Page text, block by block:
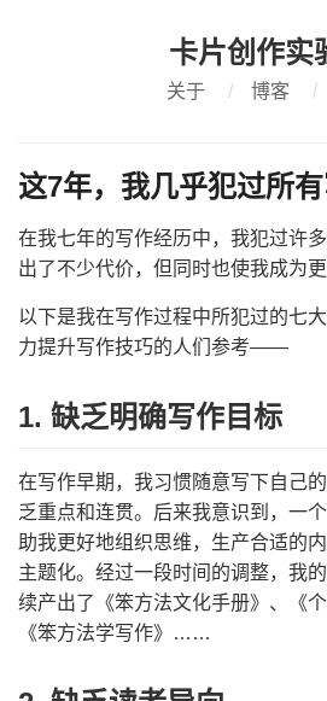
卡片创作实
关于 / 博客 /
这7年，我几乎犯过所
在我七年的写作经历中，我犯过许
出了不少代价，但同时也使我成为更
以下是我在写作过程中所犯过的七
力提升写作技巧的人们参考——
1. 缺乏明确写作目标
在写作早期，我习惯随意写下自己
乏重点和连贯。后来我意识到，一
助我更好地组织思维，生产合适的
主题化。经过一段时间的调整，我
续产出了《笨方法文化手册》、《
《笨方法学写作》……